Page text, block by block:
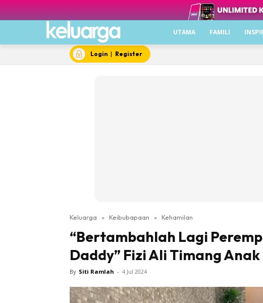
UTAMA FAMILI
Login | Register
Keluarga » Keibubapaan » Kehamilan
“Bertambahlah Lagi
Daddy” Fizi Ali Timang
By Siti Ramlah - 4 Jul 2024